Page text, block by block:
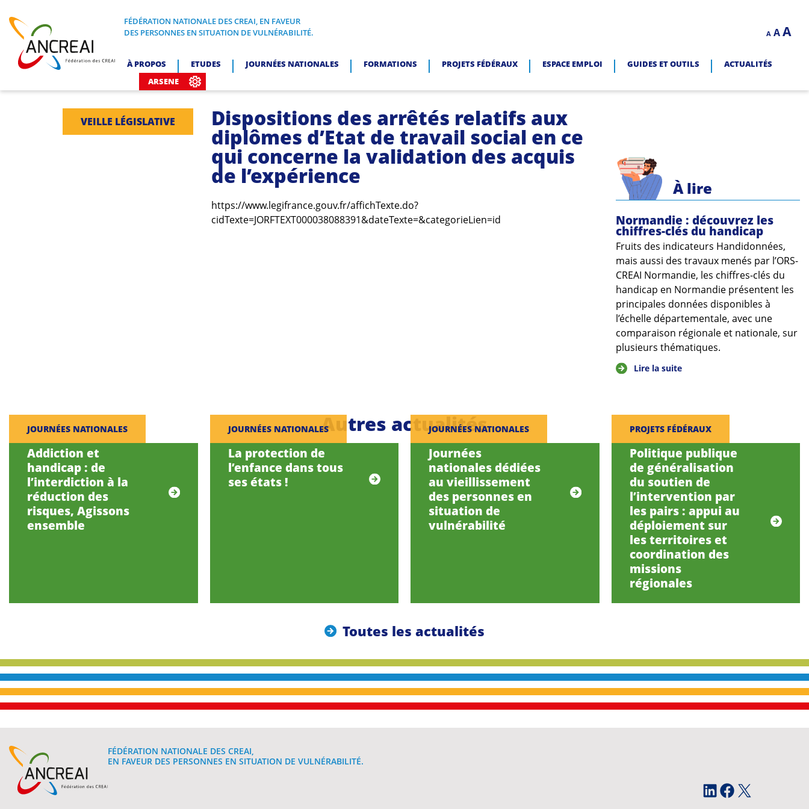
content
ANCREAI
FÉDÉRATION NATIONALE DES CREAI, EN FAVEUR DES PERSONNES EN SITUATION DE VULNÉRABILITÉ.
FÉDÉRATION NATIONALE DES CREAI, EN FAVEUR
DES PERSONNES EN SITUATION DE VULNÉRABILITÉ.
A
Decrease
font
A Reset
A
À PROPOS ETUDES JOURNÉES NATIONALES FORMATIONS PROJETS FÉDÉRAUX ESPACE EMPLOI GUIDES ET OUTILS
ACTUALITÉS
ARSENE
VEILLE LÉGISLATIVE Dispositions des arrêtés relatifs aux
diplômes d’Etat de travail social en ce
qui concerne la validation des acquis
de l’expérience
https://www.legifrance.gouv.fr/affichTexte.do?
cidTexte=JORFTEXT000038088391&dateTexte=&categorieLien=id
À lire
Normandie : découvrez les
chiffres-clés du handicap
Fruits des indicateurs Handidonnées,
mais aussi des travaux menés par l’ORS-
CREAI Normandie, les chiffres-clés du
handicap en Normandie présentent les
principales données disponibles à
l’échelle départementale, avec une
comparaison régionale et nationale, sur
plusieurs thématiques.
Lire la suite
Autres actualités
JOURNÉES NATIONALES
Addiction et
handicap : de
l’interdiction à la
réduction des
risques, Agissons
ensemble
JOURNÉES NATIONALES
La protection de
l’enfance dans tous
ses états !
JOURNÉES NATIONALES
Journées
nationales dédiées
au vieillissement
des personnes en
situation de
vulnérabilité
PROJETS FÉDÉRAUX
Politique publique
de généralisation
du soutien de
l’intervention par
les pairs : appui au
déploiement sur
les territoires et
coordination des
missions
régionales
Toutes les actualités
FÉDÉRATION NATIONALE DES CREAI,
EN FAVEUR DES PERSONNES EN SITUATION DE VULNÉRABILITÉ.
LinkedIn Facebook X